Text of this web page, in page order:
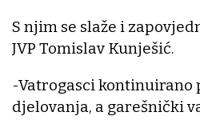
S njim se slaže i
JVP Tomislav Kunješić.
-Vatrogasci
djelovanja, a garešnički